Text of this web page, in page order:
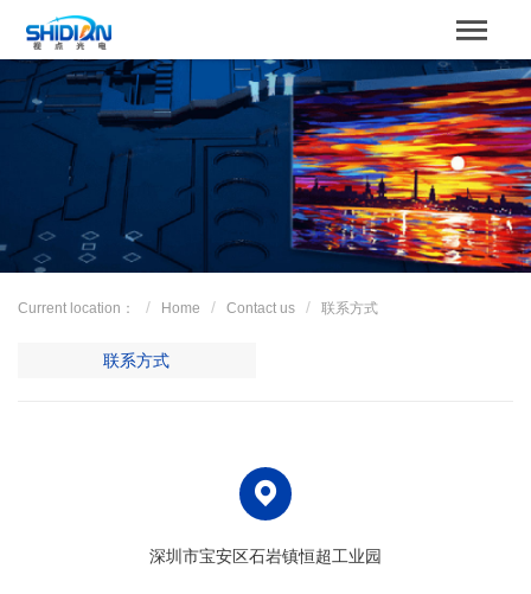
Home
关于我们
Product
Case
Contact us
Current location： Home Contact us 联系方式
联系方式
深圳市宝安区石岩镇恒超工业园